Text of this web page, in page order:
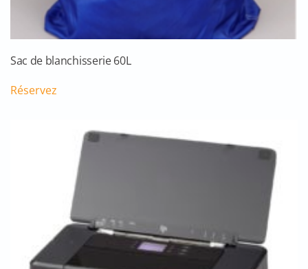
Sac de blanchisserie 60L
Réservez